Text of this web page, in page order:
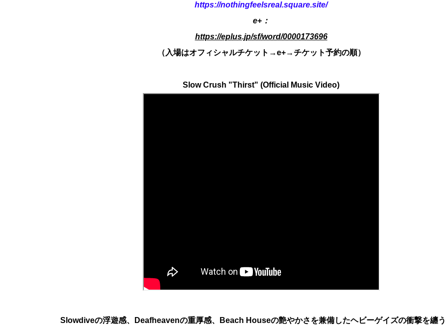
https://nothingfeelsreal.square.site/
e+：
https://eplus.jp/sf/word/0000173696
（入場はオフィシャルチケット→e+→チケット予約の順）
Slow Crush "Thirst" (Official Music Video)
Slowdiveの浮遊感、Deafheavenの重厚感、Beach Houseの艶やかさを兼備したヘビーゲイズの衝撃を纏